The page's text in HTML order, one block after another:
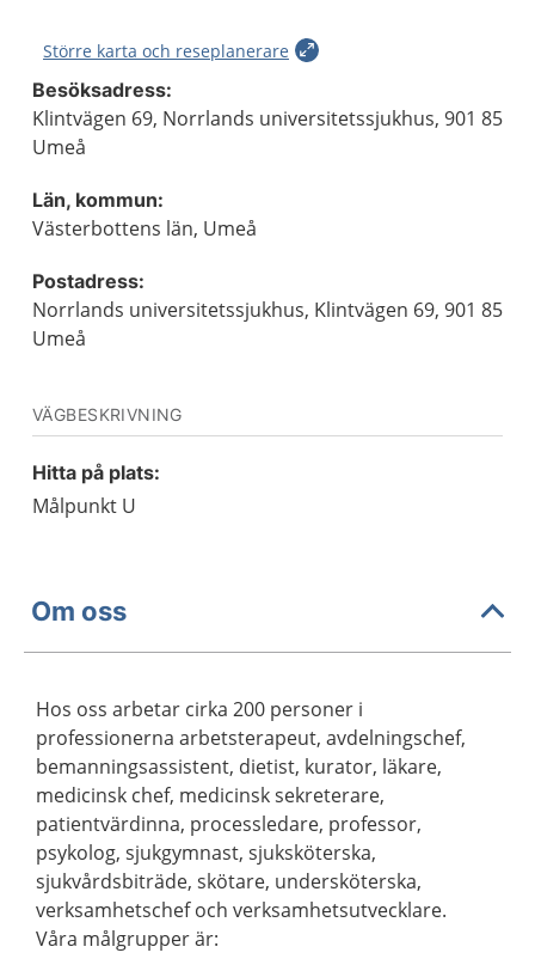
Större karta och reseplanerare
Besöksadress:
Klintvägen 69, Norrlands universitetssjukhus, 901 85
Umeå
Län, kommun:
Västerbottens län, Umeå
Postadress:
Norrlands universitetssjukhus, Klintvägen 69, 901 85
Umeå
VÄGBESKRIVNING
Hitta på plats:
Målpunkt U
Om oss
Hos oss arbetar cirka 200 personer i
professionerna arbetsterapeut, avdelningschef,
bemanningsassistent, dietist, kurator, läkare,
medicinsk chef, medicinsk sekreterare,
patientvärdinna, processledare, professor,
psykolog, sjukgymnast, sjuksköterska,
sjukvårdsbiträde, skötare, undersköterska,
verksamhetschef och verksamhetsutvecklare.
Våra målgrupper är: